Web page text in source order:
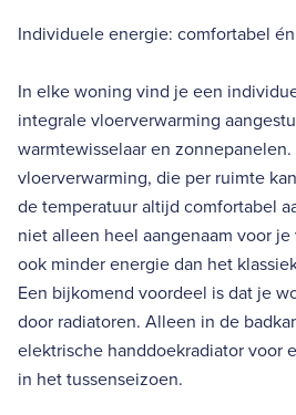
Individuele energie: comfortabel
In elke woning vind je een
integrale vloerverwarming
warmtewisselaar en
vloerverwarming, die per ruimte
de temperatuur altijd comfortabel
niet alleen heel aangenaam voor
ook minder energie dan het
Een bijkomend voordeel is dat je
door radiatoren. Alleen in de
elektrische handdoekradiator voor
in het tussenseizoen.